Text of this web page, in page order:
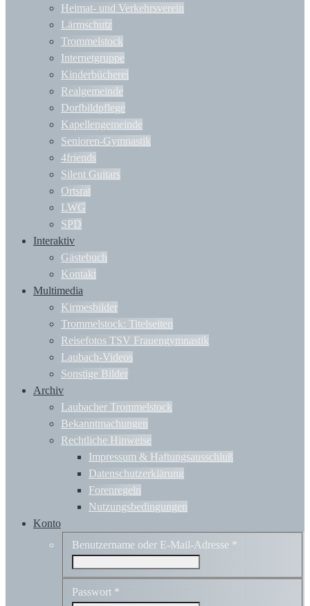
Heimat- und Verkehrsverein
Lärmschutz
Trommelstock
Internetgruppe
Kinderbücherei
Realgemeinde
Dorfbildpflege
Kapellengemeinde
Senioren-Gymnastik
4friends
Silent Guitars
Ortsrat
LWG
SPD
Interaktiv
Gästebuch
Kontakt
Multimedia
Kirmesbilder
Trommelstock: Titelseiten
Reisefotos TSV Frauengymnastik
Laubach-Videos
Sonstige Bilder
Archiv
Laubacher Trommelstock
Bekanntmachungen
Rechtliche Hinweise
Impressum & Haftungsausschluß
Datenschutzerklärung
Forenregeln
Nutzungsbedingungen
Konto
Benutzername oder E-Mail-Adresse *
Passwort *